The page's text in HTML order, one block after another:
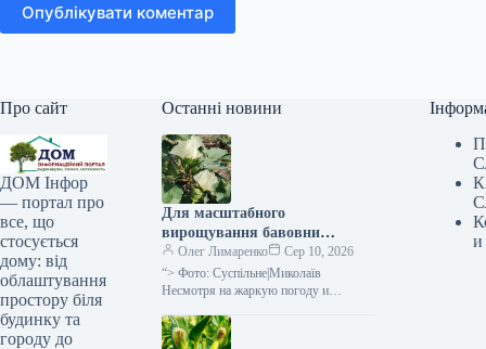
Опублікувати коментар
Про сайт
ДОМ Інфор
— портал про
все, що
стосується
дому: від
облаштування
простору біля
будинку та
городу до
Останні новини
Для масштабного
вирощування бавовни
потрібна розроблена
технологія — розповідає
фермерка —
Олег Лимаренко
Сер 10, 2026
“> Фото: Суспільне|Миколаїв
Несмотря на жаркую погоду и
посевы хлопка в Николаевской
области хорошо развиваются. В
и